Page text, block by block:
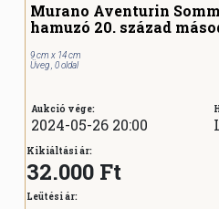
Murano Aventurin
hamuzó 20. század
9 cm x 14 cm
Üveg , 0 oldal
Aukció vége:
2024-05-26 20:00
Kikiáltási ár:
32.000 Ft
Leütési ár: